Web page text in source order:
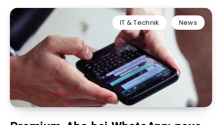
IT & Technik News